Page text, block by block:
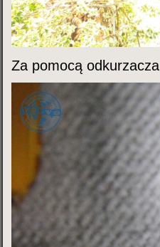
Za pomocą odkurzacza